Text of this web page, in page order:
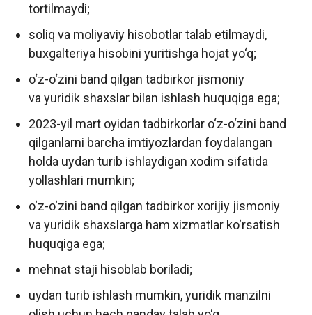
tortilmaydi;
soliq va moliyaviy hisobotlar talab etilmaydi,
buxgalteriya hisobini yuritishga hojat yo‘q;
o‘z-o‘zini band qilgan tadbirkor jismoniy
va yuridik shaxslar bilan ishlash huquqiga ega;
2023-yil mart oyidan tadbirkorlar o‘z-o‘zini band
qilganlarni barcha imtiyozlardan foydalangan
holda uydan turib ishlaydigan xodim sifatida
yollashlari mumkin;
o‘z-o‘zini band qilgan tadbirkor xorijiy jismoniy
va yuridik shaxslarga ham xizmatlar ko‘rsatish
huquqiga ega;
mehnat staji hisoblab boriladi;
uydan turib ishlash mumkin, yuridik manzilni